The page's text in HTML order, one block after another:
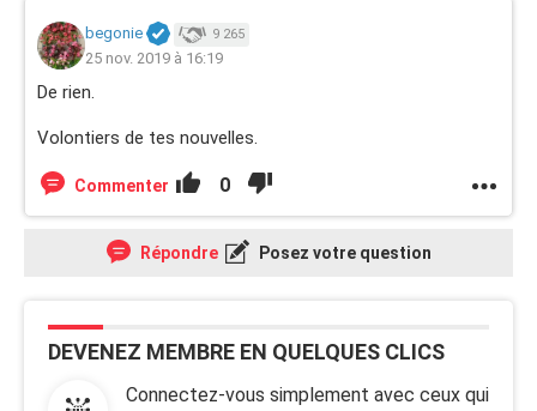
begonie 9 265
25 nov. 2019 à 16:19
De rien.
Volontiers de tes nouvelles.
Commenter 0
Répondre Posez votre question
DEVENEZ MEMBRE EN QUELQUES CLICS
Connectez-vous simplement avec ceux qui